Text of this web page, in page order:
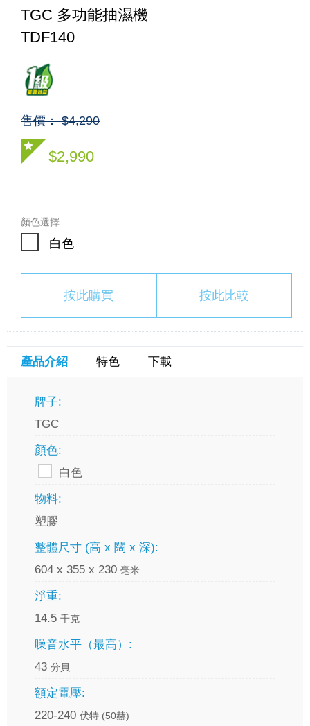
TGC 多功能抽濕機
TDF140
售價： $4,290
$2,990
顏色選擇
白色
按此購買 按此比較
產品介紹 特色 下載
牌子:
TGC
顏色:
白色
物料:
塑膠
整體尺寸 (高 x 闊 x 深):
604 x 355 x 230 毫米
淨重:
14.5 千克
噪音水平（最高）:
43 分貝
額定電壓:
220-240 伏特 (50赫)